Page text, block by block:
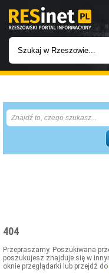
INWESTYCJE
IMPREZY
GASTRONOMIA
404
Przepraszamy. Poszukiwana
poszukujesz znajduje się w
oknie przeglądarki lub przejdź do